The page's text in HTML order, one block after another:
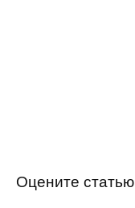
Оцените статью